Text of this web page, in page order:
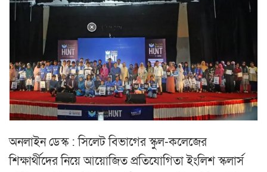
অনলাইন ডেস্ক : সিলেট বিভাগের স্কুল-কলেজের
শিক্ষার্থীদের নিয়ে আয়োজিত প্রতিযোগিতা ইংলিশ স্কলার্স